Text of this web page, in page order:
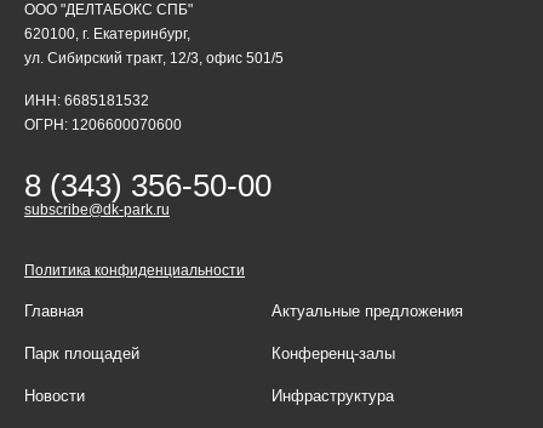
ООО "ДЕЛТАБОКС СПБ"
620100, г. Екатеринбург,
ул. Сибирский тракт, 12/3, офис 501/5
ИНН: 6685181532
ОГРН: 1206600070600
8 (343) 356-50-00
subscribe@dk-park.ru
Политика конфиденциальности
Главная Актуальные предложения
Парк площадей Конференц-залы
Новости Инфраструктура